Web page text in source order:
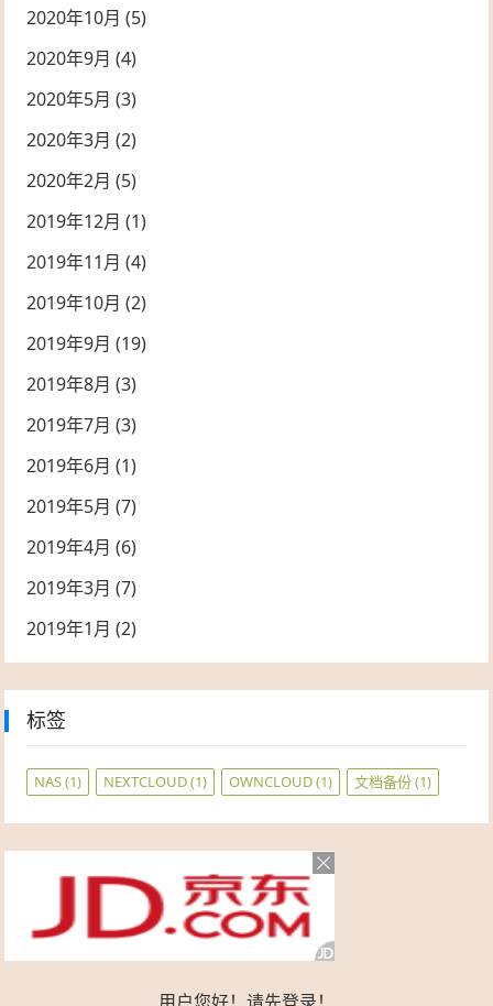
2020年10月 (5)
2020年9月 (4)
2020年5月 (3)
2020年3月 (2)
2020年2月 (5)
2019年12月 (1)
2019年11月 (4)
2019年10月 (2)
2019年9月 (19)
2019年8月 (3)
2019年7月 (3)
2019年6月 (1)
2019年5月 (7)
2019年4月 (6)
2019年3月 (7)
2019年1月 (2)
标签
NAS(1) NEXTCLOUD(1) OWNCLOUD(1) 文档备份(1)